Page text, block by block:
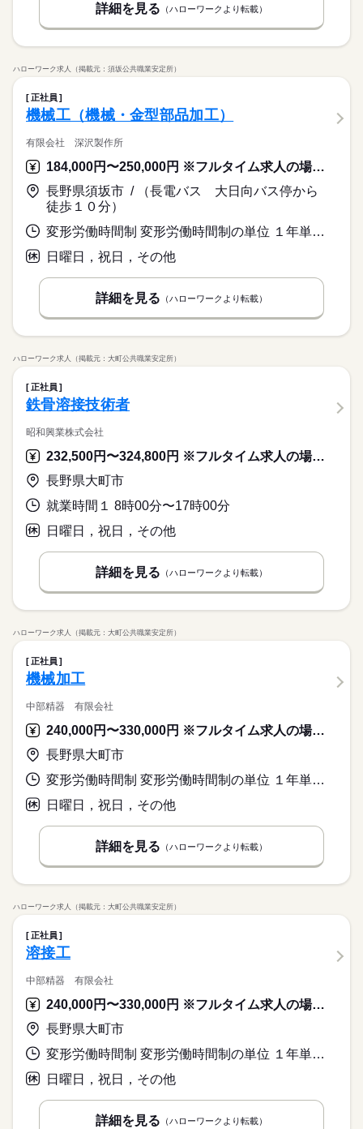
詳細を見る （ハローワークより転載）
ハローワーク求人（掲載元：須坂公共職業安定所）
正社員
機械工（機械・金型部品加工）
有限会社 深沢製作所
184,000円〜250,000円 ※フルタイム求人の場合は月額（換算額）、パート求人の場合は時間額を表示しています。
長野県須坂市 / （長電バス 大日向バス停から
徒歩１０分）
変形労働時間制 変形労働時間制の単位 １年単位 就業時間１ 8時15分〜17時10分
日曜日，祝日，その他
詳細を見る （ハローワークより転載）
ハローワーク求人（掲載元：大町公共職業安定所）
正社員
鉄骨溶接技術者
昭和興業株式会社
232,500円〜324,800円 ※フルタイム求人の場合は月額（換算額）、パート求人の場合は時間額を表示しています。
長野県大町市
就業時間１ 8時00分〜17時00分
日曜日，祝日，その他
詳細を見る （ハローワークより転載）
ハローワーク求人（掲載元：大町公共職業安定所）
正社員
機械加工
中部精器 有限会社
240,000円〜330,000円 ※フルタイム求人の場合は月額（換算額）、パート求人の場合は時間額を表示しています。
長野県大町市
変形労働時間制 変形労働時間制の単位 １年単位 就業時間１ 8時00分〜16時30分
日曜日，祝日，その他
詳細を見る （ハローワークより転載）
ハローワーク求人（掲載元：大町公共職業安定所）
正社員
溶接工
中部精器 有限会社
240,000円〜330,000円 ※フルタイム求人の場合は月額（換算額）、パート求人の場合は時間額を表示しています。
長野県大町市
変形労働時間制 変形労働時間制の単位 １年単位 就業時間１ 8時00分〜16時30分
日曜日，祝日，その他
詳細を見る （ハローワークより転載）